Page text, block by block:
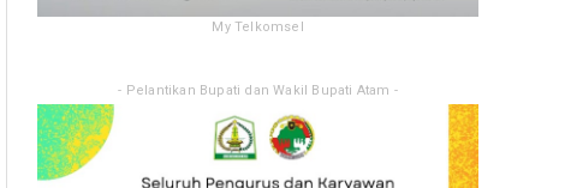
My Telkomsel
- Pelantikan Bupati dan Wakil Bupati Atam -